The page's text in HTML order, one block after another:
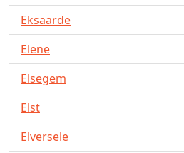
Eksaarde
Elene
Elsegem
Elst
Elversele